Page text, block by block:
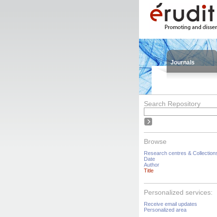
Journals
Search Repository
Browse
Research centres &
Date
Author
Title
Personalized services:
Receive email updates
Personalized area